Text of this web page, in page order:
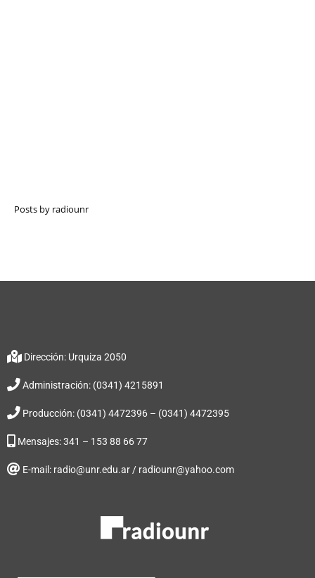
Posts by radiounr
Dirección: Urquiza 2050
Administración: (0341) 4215891
Producción: (0341) 4472396 – (0341) 4472395
Mensajes: 341 – 153 88 66 77
E-mail: radio@unr.edu.ar / radiounr@yahoo.com